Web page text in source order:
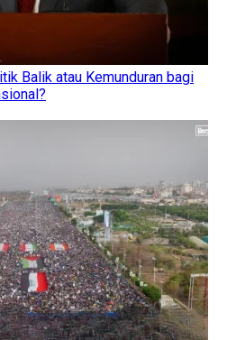
Balik atau Kemunduran bagi